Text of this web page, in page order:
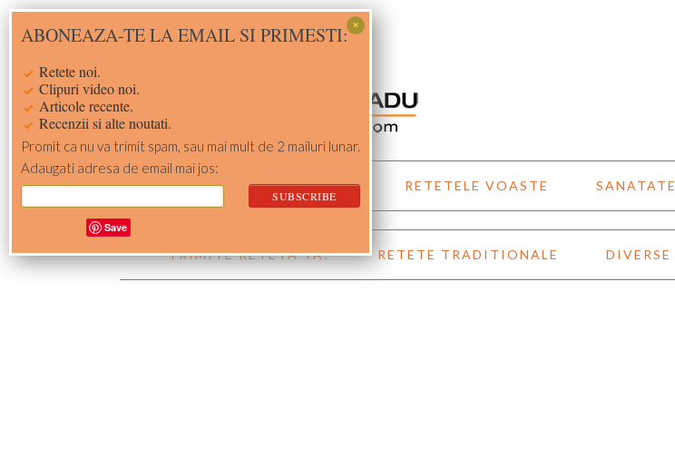
Skip
to
Skip
to
Skip
to
Skip
to
ACASA RETETE RETETELE VOASTE SANATATE
TRIMITE RETETA TA! RETETE TRADITIONALE DIVERSE
ABONEAZA-TE LA EMAIL SI PRIMESTI:
Retete noi.
Clipuri video noi.
Articole recente.
Recenzii si alte noutati.
Promit ca nu va trimit spam, sau mai mult de 2 mailuri lunar.
Adaugati adresa de email mai jos:
Save